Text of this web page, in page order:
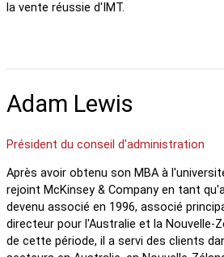
la vente réussie d'IMT.
Adam Lewis
Président du conseil d'administration
Après avoir obtenu son MBA à
rejoint McKinsey & Company en tant
devenu associé en 1996, associé
directeur pour l'Australie et la Nouvelle-
de cette période, il a servi des clients